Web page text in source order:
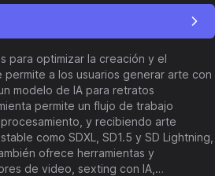
para optimizar la creación y el
a los usuarios generar arte con
modelo de IA para retratos
permite un flujo de trabajo
y recibiendo arte
ofrece herramientas y
de video, sexting con IA,